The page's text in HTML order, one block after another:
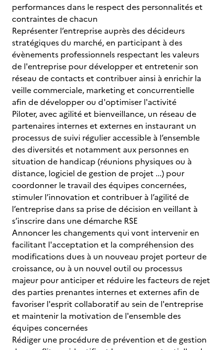
performances dans le respect des personnalités et
contraintes de chacun
Représenter l’entreprise auprès des décideurs
stratégiques du marché, en participant à des
évènements professionnels respectant les valeurs
de l'entreprise pour développer et entretenir son
réseau de contacts et contribuer ainsi à enrichir la
veille commerciale, marketing et concurrentielle
afin de développer ou d'optimiser l'activité
Piloter, avec agilité et bienveillance, un réseau de
partenaires internes et externes en instaurant un
processus de suivi régulier accessible à l’ensemble
des diversités et notamment aux personnes en
situation de handicap (réunions physiques ou à
distance, logiciel de gestion de projet ...) pour
coordonner le travail des équipes concernées,
stimuler l’innovation et contribuer à l’agilité de
l’entreprise dans sa prise de décision en veillant à
s’inscrire dans une démarche RSE
Annoncer les changements qui vont intervenir en
facilitant l'acceptation et la compréhension des
modifications dues à un nouveau projet porteur de
croissance, ou à un nouvel outil ou processus
majeur pour anticiper et réduire les facteurs de rejet
des parties prenantes internes et externes afin de
favoriser l'esprit collaboratif au sein de l'entreprise
et maintenir la motivation de l'ensemble des
équipes concernées
Rédiger une procédure de prévention et de gestion